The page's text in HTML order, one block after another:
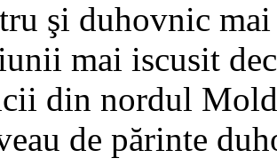
şi duhovnic
mai iscusit
din nordul
de părinte